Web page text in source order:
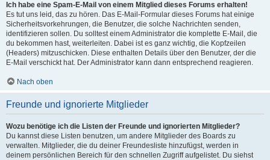
Ich habe eine Spam-E-Mail von einem Mitglied dieses Forums erhalten!
Es tut uns leid, das zu hören. Das E-Mail-Formular dieses Forums hat einige
Sicherheitsvorkehrungen, die Benutzer, die solche Nachrichten senden,
identifizieren sollen. Du solltest einem Administrator die komplette E-Mail, die
du bekommen hast, weiterleiten. Dabei ist es ganz wichtig, die Kopfzeilen
(Headers) mitzuschicken. Diese enthalten Details über den Benutzer, der die
E-Mail verschickt hat. Der Administrator kann dann entsprechend reagieren.
Nach oben
Freunde und ignorierte Mitglieder
Wozu benötige ich die Listen der Freunde und ignorierten Mitglieder?
Du kannst diese Listen benutzen, um andere Mitglieder des Boards zu
verwalten. Mitglieder, die du deiner Freundesliste hinzufügst, werden in
deinem persönlichen Bereich für den schnellen Zugriff aufgelistet. Du siehst